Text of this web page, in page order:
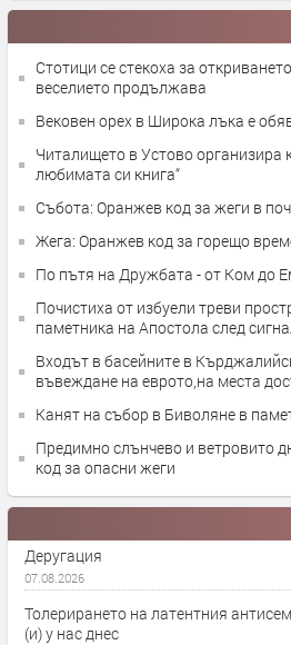
Стотици се стекоха за
веселието продължава
Вековен орех в Широка лъка е
Читалището в Устово организира
любимата си книга“
Събота: Оранжев код за жеги в
Жега: Оранжев код за горещо
По пътя на Дружбата - от Ком до
Почистиха от избуели треви
паметника на Апостола след
Входът в басейните в
въвеждане на еврото,на места
Канят на събор в Биволяне в
Предимно слънчево и ветровито
код за опасни жеги
Деругация
07.08.2026
Толерирането на латентния
(и) у нас днес